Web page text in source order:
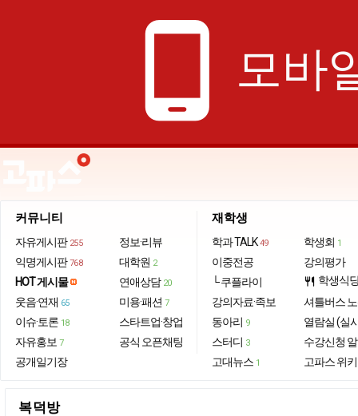
phone_android 모바
커뮤니티
자유게시판 255
익명게시판 768
HOT 게시물
웃음·연재 65
이슈·토론 18
자유홍보 7
공개일기장
정보·리뷰
대학원 2
연애상담 20
미용·패션 7
스타트업·창업
공식 오픈채팅
재학생
학과 TALK 49
이중전공
└ 쿠플라이
강의자료·족보
동아리 9
스터디 3
고대뉴스 1
학생회 1
강의평가
restaurant 학생식
셔틀버스
열람실 (실
수강신청
고파스 위키
복덕방